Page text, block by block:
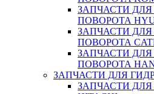
ЗАПЧАСТИ
ПОВОРОТА
ЗАПЧАСТИ
ПОВОРОТА
ЗАПЧАСТИ
ПОВОРОТА
ЗАПЧАСТИ ДЛЯ
ЗАПЧАСТИ